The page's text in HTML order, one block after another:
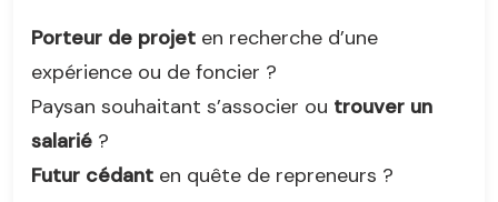
Porteur de projet en recherche d’une
expérience ou de foncier ?
Paysan souhaitant s’associer ou trouver un
salarié ?
Futur cédant en quête de repreneurs ?